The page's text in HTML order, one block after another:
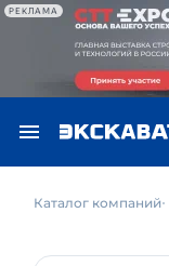
РЕКЛАМА
Каталог компаний